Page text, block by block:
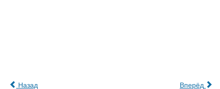
Назад Вперёд